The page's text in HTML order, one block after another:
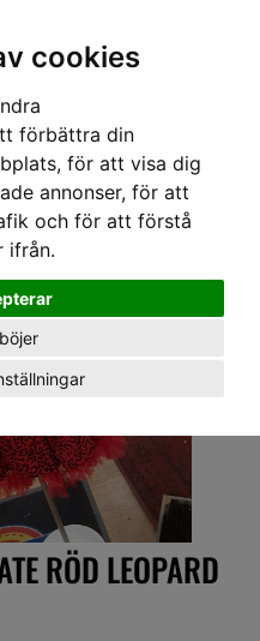
cookies
förbättra din
för att visa dig
annonser, för att
och för att förstå
ifrån.
RÖD LEOPARD
RÖD LEOPARD